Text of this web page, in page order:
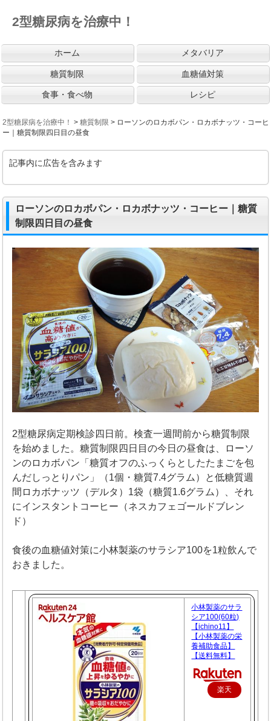
2型糖尿病を治療中！
ホーム メタバリア
糖質制限 血糖値対策
食事・食べ物 レシピ
2型糖尿病を治療中！ >糖質制限 > ローソンのロカボパン・ロカボナッツ・コーヒ
ー｜糖質制限四日目の昼食
記事内に広告を含みます
ローソンのロカボパン・ロカボナッツ・コーヒー｜糖質
制限四日目の昼食
2型糖尿病定期検診四日前。検査一週間前から糖質制限
を始めました。糖質制限四日目の今日の昼食は、ローソ
ンのロカボパン「糖質オフのふっくらとしたたまごを包
んだしっとりパン」（1個・糖質7.4グラム）と低糖質週
間ロカボナッツ（デルタ）1袋（糖質1.6グラム）、それ
にインスタントコーヒー（ネスカフェゴールドブレン
ド）
食後の血糖値対策に小林製薬のサラシア100を1粒飲んで
おきました。
小林製薬のサラ
シア100(60粒)
【ichino11】
【小林製薬の栄
養補助食品】
【送料無料】
楽天